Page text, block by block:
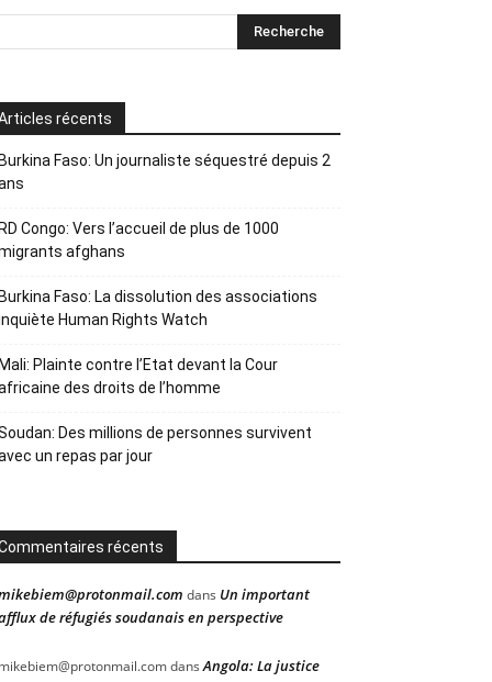
récents
Faso: Un journaliste séquestré depuis 2
Congo: Vers l’accueil de plus de 1000
afghans
Faso: La dissolution des associations
Human Rights Watch
Plainte contre l’Etat devant la Cour
des droits de l’homme
Des millions de personnes survivent
un repas par jour
récents
dans Un important
de réfugiés soudanais en perspective
dansAngola: La justice